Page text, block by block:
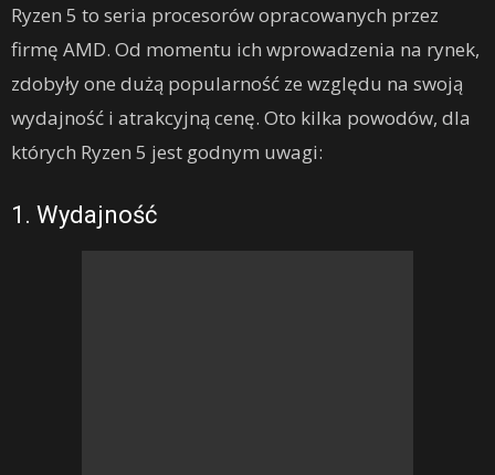
Ryzen 5 to seria procesorów opracowanych przez
firmę AMD. Od momentu ich wprowadzenia na rynek,
zdobyły one dużą popularność ze względu na swoją
wydajność i atrakcyjną cenę. Oto kilka powodów, dla
których Ryzen 5 jest godnym uwagi:
1. Wydajność